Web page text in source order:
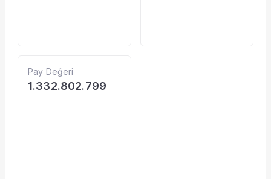
Pay Değeri
1.332.802.799